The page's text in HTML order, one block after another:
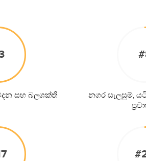
සහ බලශක්ති
නගර සැලසුම්,